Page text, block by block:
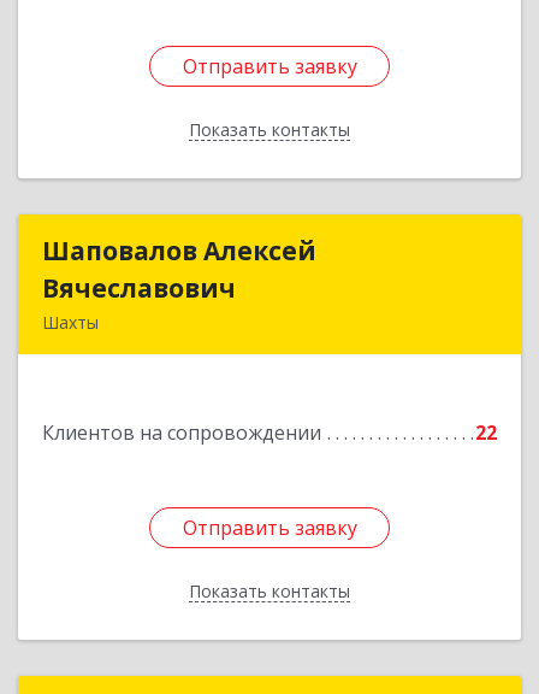
Отправить заявку
Показать контакты
Отправить заявку
Назад
Шаповалов Алексей
Вячеславович
Шахты
Клиентов на сопровождении 22
Отправить заявку
Показать контакты
Шаповалов Алексей
Отправить заявку
Назад